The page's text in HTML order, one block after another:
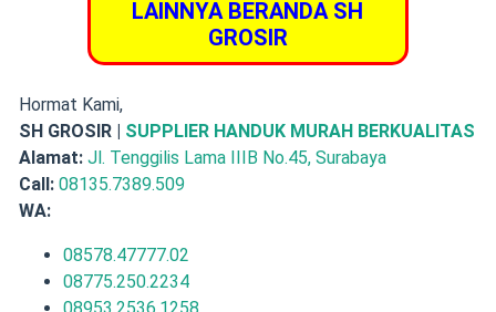
Hormat Kami,
SH GROSIR | SUPPLIER HANDUK MURAH BERKUALITAS
Alamat: Jl. Tenggilis Lama IIIB No.45, Surabaya
Call: 08135.7389.509
WA:
08578.47777.02
08775.250.2234